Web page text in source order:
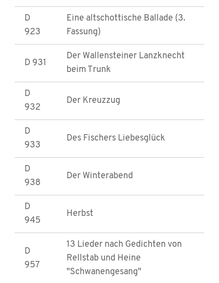
D
923
Eine altschottische Ballade (3.
Fassung)
D 931
Der Wallensteiner Lanzknecht
beim Trunk
D
932
Der Kreuzzug
D
933
Des Fischers Liebesglück
D
938
Der Winterabend
D
945
Herbst
D
957
13 Lieder nach Gedichten von
Rellstab und Heine
"Schwanengesang"